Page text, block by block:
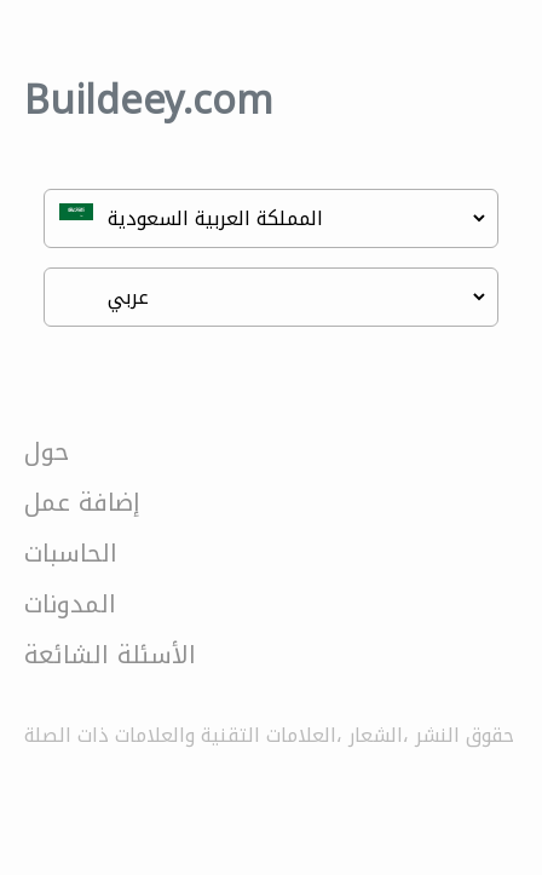
Buildeey.com
حول
إضافة عمل
الحاسبات
المدونات
الأسئلة الشائعة
حقوق النشر ،الشعار ،العلامات التقنية والعلامات ذات الصلة